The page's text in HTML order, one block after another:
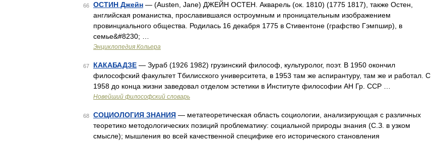
66 ОСТИН Джейн — (Austen, Jane) ДЖЕЙН ОСТЕН. Акварель (ок. 1810) (1775 1817), также Остен,
английская романистка, прославившаяся остроумным и проницательным изображением
провинциального общества. Родилась 16 декабря 1775 в Стивентоне (графство Гэмпшир), в
семье&#8230; …
Энциклопедия Кольера
67 КАКАБАДЗЕ — Зураб (1926 1982) грузинский философ, культуролог, поэт. В 1950 окончил
философский факультет Тбилисского университета, в 1953 там же аспирантуру, там же и работал. С
1958 до конца жизни заведовал отделом эстетики в Институте философии АН Гр. ССР …
Новейший философский словарь
68 СОЦИОЛОГИЯ ЗНАНИЯ — метатеоретическая область социологии, анализирующая с различных
теоретико методологических позиций проблематику: социальной природы знания (С.З. в узком
смысле); мышления во всей качественной специфике его исторического становления